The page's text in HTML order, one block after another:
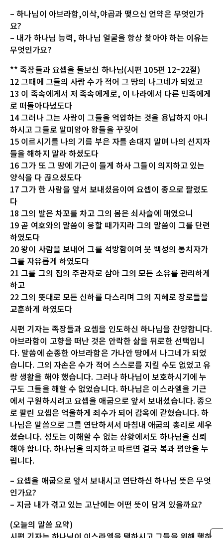
– 하나님이 아브라함,이삭,야곱과 맺으신 언약은 무엇인가
요?
– 내가 하나님 능력, 하나님 얼굴을 항상 찾아야 하는 이유는
무엇인가요?
** 족장들과 요셉을 돌보신 하나님(시편 105편 12~22절)
12 그때에 그들의 사람 수가 적어 그 땅의 나그네가 되었고
13 이 족속에게서 저 족속에게로, 이 나라에서 다른 민족에게
로 떠돌아다녔도다
14 그러나 그는 사람이 그들을 억압하는 것을 용납하지 아니
하시고 그들로 말미암아 왕들을 꾸짖어
15 이르시기를 나의 기름 부은 자를 손대지 말며 나의 선지자
들을 해하지 말라 하셨도다
16 그가 또 그 땅에 기근이 들게 하사 그들이 의지하고 있는
양식을 다 끊으셨도다
17 그가 한 사람을 앞서 보내셨음이여 요셉이 종으로 팔렸도
다
18 그의 발은 차꼬를 차고 그의 몸은 쇠사슬에 매였으니
19 곧 여호와의 말씀이 응할 때가지라 그의 말씀이 그를 단련
하였도다
20 왕이 사람을 보내어 그를 석방함이여 뭇 백성의 통치자가
그를 자유롭게 하였도다
21 그를 그의 집의 주관자로 삼아 그의 모든 소유를 관리하게
하고
22 그의 뜻대로 모든 신하를 다스리며 그의 지혜로 장로들을
교훈하게 하였도다
시편 기자는 족장들과 요셉을 인도하신 하나님을 찬양합니다.
아브라함이 고향을 떠난 것은 안락한 삶을 뒤로한 선택입니
다. 말씀에 순종한 아브라함은 가나안 땅에서 나그네가 되었
습니다. 그의 자손은 수가 적어 스스로를 지킬 수도 없었고 유
랑 생활을 해야 했습니다. 그러나 하나님이 보호하시기에 누
구도 그들을 해할 수 없었습니다. 하나님은 이스라엘을 기근
에서 구원하시려고 요셉을 애굽으로 앞서 보내셨습니다. 종으
로 팔린 요셉은 억울하게 죄수가 되어 감옥에 갇혔습니다. 하
나님은 말씀으로 그를 연단하셔서 마침내 애굽의 총리로 세우
셨습니다. 성도는 이해할 수 없는 상황에서도 하나님을 신뢰
해야 합니다. 하나님을 의지하고 따르면 결국 복과 평안을 누
립니다.
– 요셉을 애굽으로 앞서 보내시고 연단하신 하나님 뜻은 무엇
인가요?
– 지금 내가 겪고 있는 고난에는 어떤 뜻이 담겨 있을까요?
(오늘의 말씀 요약)